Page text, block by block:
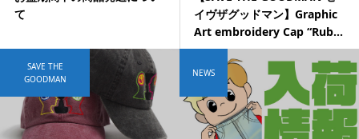
て
イヴザグッドマン】Graphic
Art embroidery Cap “Rub...
SAVE THE
GOODMAN
NEWS